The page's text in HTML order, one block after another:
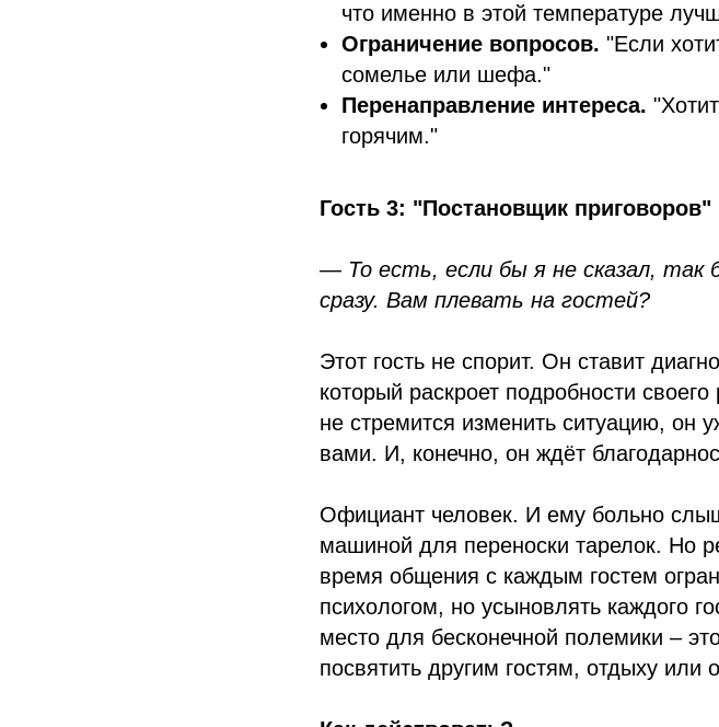
что именно в этой температуре
Ограничение вопросов. "Если
сомелье или шефа."
Перенаправление интереса.
горячим."
Гость 3: "Постановщик приговоров"
— То есть, если бы я не сказал, так
сразу. Вам плевать на гостей?
Этот гость не спорит. Он ставит
который раскроет подробности
не стремится изменить ситуацию, он
вами. И, конечно, он ждёт
Официант человек. И ему больно
машиной для переноски тарелок. Но
время общения с каждым гостем
психологом, но усыновлять каждого
место для бесконечной полемики –
посвятить другим гостям, отдыху или